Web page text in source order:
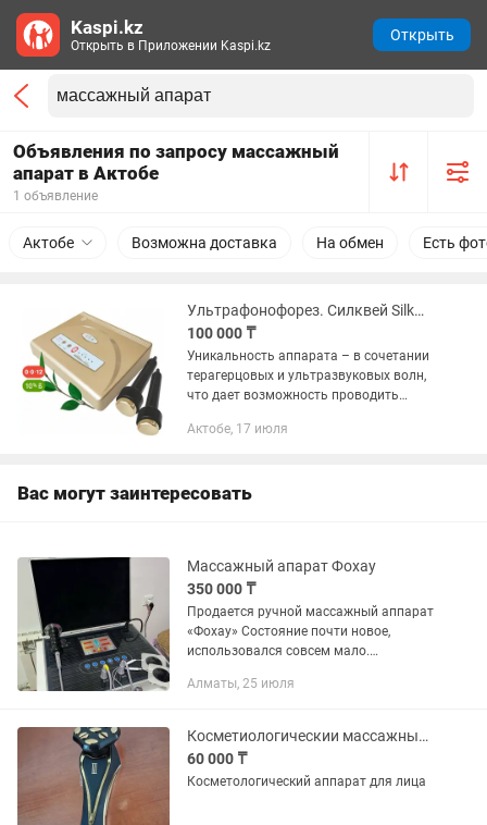
Объявления по запросу массажный
апарат в Актобе
1 объявление
Актобе Возможна доставка На обмен Есть
Ультрафонофорез. Силквей Silkway
100 000 ₸
Уникальность аппарата – в сочетании
терагерцовых и ультразвуковых волн,
что дает возможность проводить
и массажные оздоровительные сеансы
Актобе, 17 июля
Вас могут заинтересовать
Массажный апарат Фохау
350 000 ₸
Продается ручной массажный аппарат
«Фохау» Состояние почти новое,
использовался совсем мало.
сочетает функции: - массажного
Алматы, 25 июля
Косметиологическии массажный апарат. Dr. Arrivo zevs iii
60 000 ₸
Косметологический аппарат для лица
Kaspi.kz
Открыть в Приложении Kaspi.kz
Открыть